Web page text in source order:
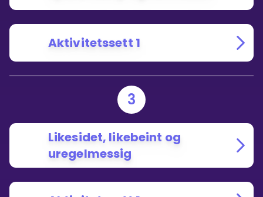
Aktivitetssett 1
3
Likesidet, likebeint og
uregelmessig